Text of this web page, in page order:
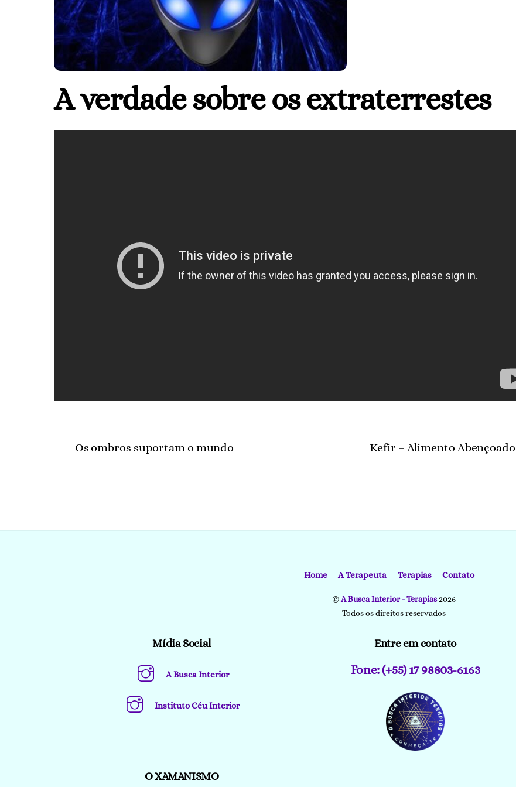
A verdade sobre os extraterrestes
Os ombros suportam o mundo Kefir – Alimento Abençoado
Home A Terapeuta Terapias Contato
©A Busca Interior - Terapias2026
Todos os direitos reservados
Mídia Social
A Busca Interior
Instituto Céu Interior
Entre em contato
Fone: (+55) 17 98803-6163
O XAMANISMO